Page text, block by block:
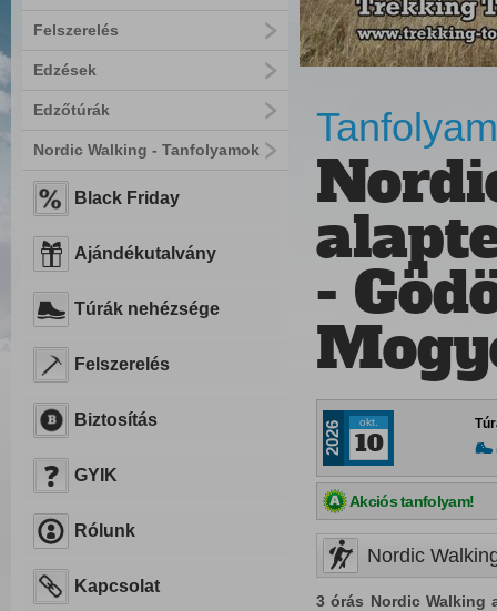
Felszerelés
Edzések
Edzőtúrák
Nordic Walking - Tanfolyamok
Black Friday
Ajándékutalvány
Túrák nehézsége
Felszerelés
Biztosítás
GYIK
Rólunk
Kapcsolat
-
2026 okt.
10
Akciós tanfolyam!
Nordic
3 órás Nordic Walking